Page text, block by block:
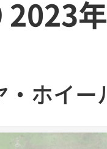
・ホイー